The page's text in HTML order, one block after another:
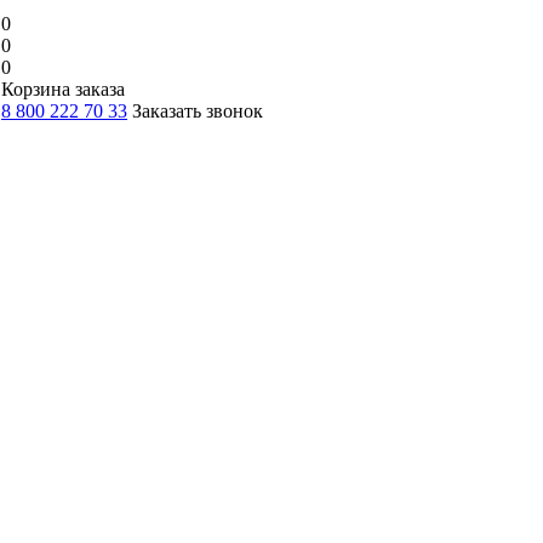
0
0
0
Корзина заказа
8 800 222 70 33 Заказать звонок